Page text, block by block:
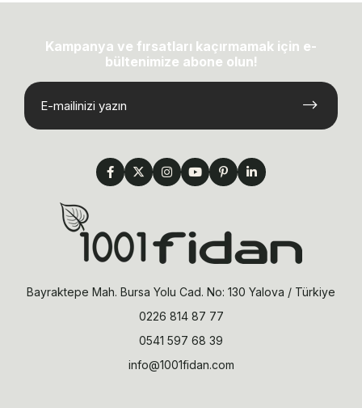
Kampanya ve fırsatları kaçırmamak için e-
bültenimize abone olun!
Bayraktepe Mah. Bursa Yolu Cad. No: 130 Yalova / Türkiye
0226 814 87 77
0541 597 68 39
info@1001fidan.com